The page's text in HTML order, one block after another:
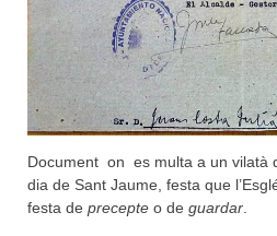
Document on es multa a un vilatà
dia de Sant Jaume, festa que
festa de precepte o de guardar.